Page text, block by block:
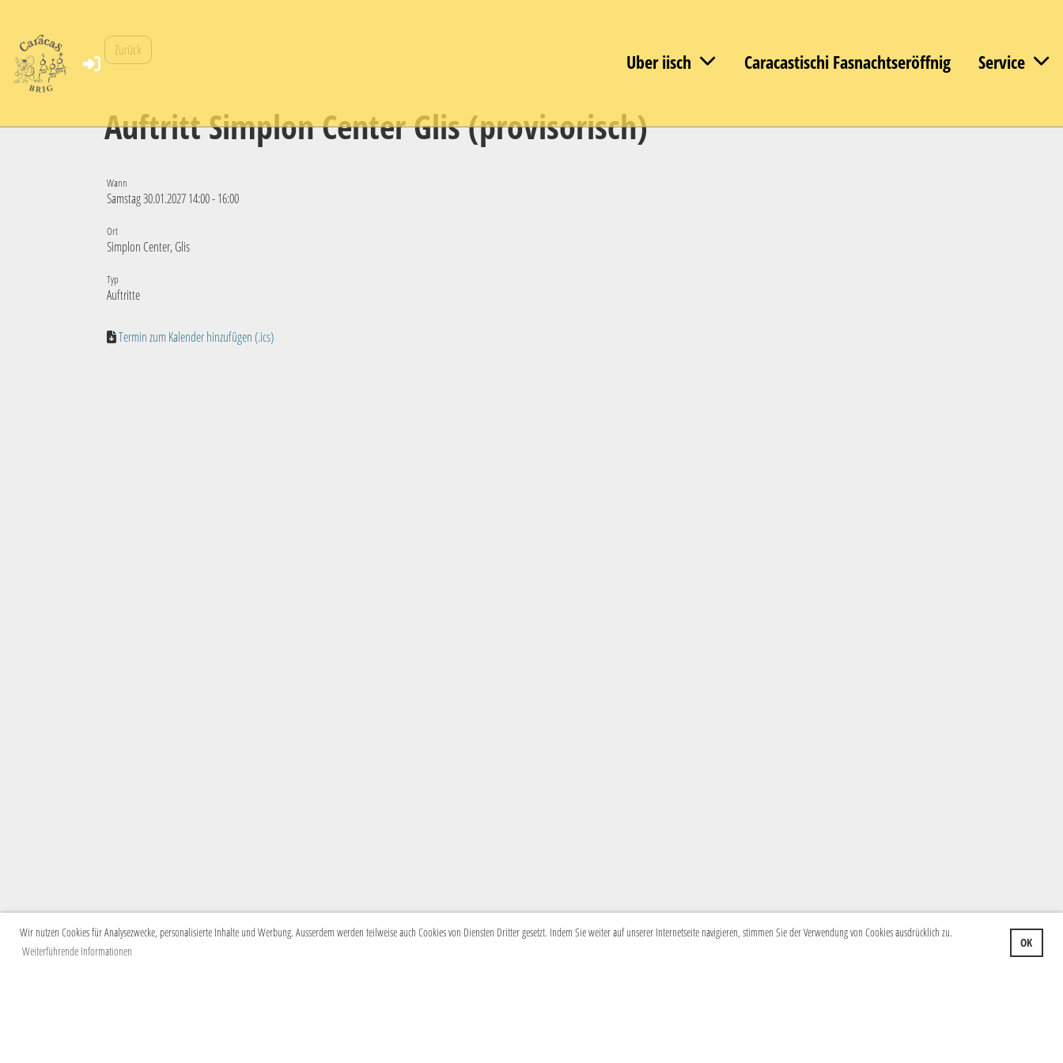
Wir nutzen Cookies für Analysezwecke, personalisierte Inhalte und Werbung. Ausserdem werden teilweise auch Cookies von Diensten Dritter gesetzt. Indem Sie weiter auf unserer Internetseite navigieren, stimmen Sie der Verwendung von Cookies ausdrücklich zu.
Weiterführende Informationen
OK
Uber iisch Caracastischi Fasnachtseröffnig Service
Zurück
Auftritt Simplon Center Glis (provisorisch)
Wann
Samstag 30.01.2027 14:00 - 16:00
Ort
Simplon Center, Glis
Typ
Auftritte
Termin zum Kalender hinzufügen (.ics)